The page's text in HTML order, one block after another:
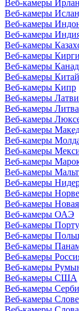
Веб-камеры
Веб-камеры
Веб-камеры
Веб-камеры
Веб-камеры
Веб-камеры
Веб-камеры
Веб-камеры Китай
Веб-камеры Кипр
Веб-камеры
Веб-камеры Литва
Веб-камеры
Веб-камеры
Веб-камеры
Веб-камеры
Веб-камеры
Веб-камеры
Веб-камеры
Веб-камеры
Веб-камеры
Веб-камеры ОАЭ
Веб-камеры
Веб-камеры
Веб-камеры
Веб-камеры
Веб-камеры
Веб-камеры США
Веб-камеры
Веб-камеры